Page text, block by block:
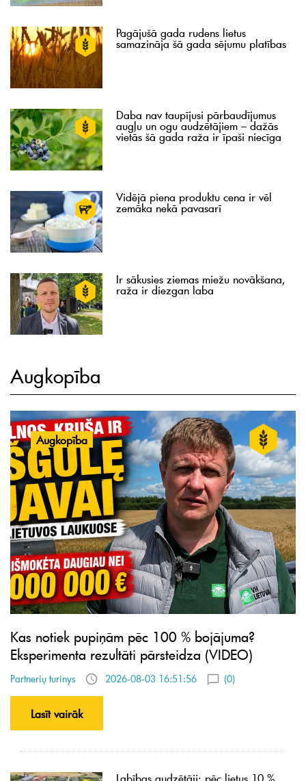
Pagājušā gada rudens lietus
samazināja šā gada sējumu platības
Daba nav taupījusi pārbaudījumus
augļu un ogu audzētājiem – dažās
vietās šā gada raža ir īpaši niecīga
Vidējā piena produktu cena ir vēl
zemāka nekā pavasarī
Ir sākusies ziemas miežu novākšana,
raža ir diezgan laba
Augkopība
Augkopība
Kas notiek pupiņām pēc 100 % bojājuma?
Eksperimenta rezultāti pārsteidza (VIDEO)
Partnerių turinys 2026-08-03 16:51:56 (0)
Lasīt vairāk
Labības audzētāji: pēc lietus 10 %